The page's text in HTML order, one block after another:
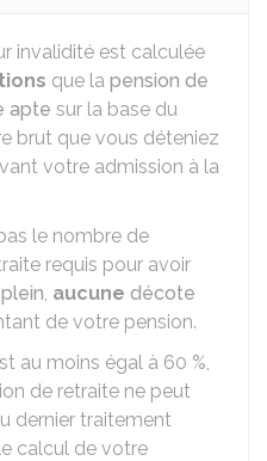
invalidité est calculée
que la pension de
apte sur la base du
brut que vous déteniez
votre admission à la
le nombre de
requis pour avoir
, aucune décote
de votre pension.
au moins égal à 60 %,
de retraite ne peut
dernier traitement
calcul de votre